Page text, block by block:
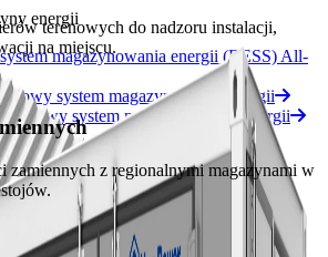
energii
magazynowania energii (BESS) All-
system magazynowania energii
system magazynowania energii
cieczą
terenowych do nadzoru instalacji,
na miejscu.
zamiennych z regionalnymi magazynami w